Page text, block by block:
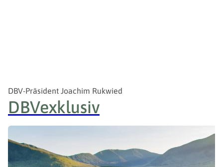
DBV-Präsident Joachim Rukwied
DBVexklusiv